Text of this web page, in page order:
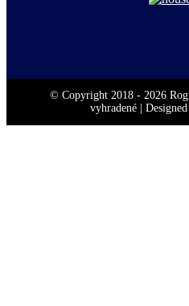
© Copyright 2018 - 2026
vyhradené |